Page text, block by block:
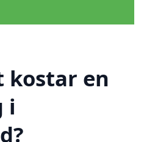
kostar en
i